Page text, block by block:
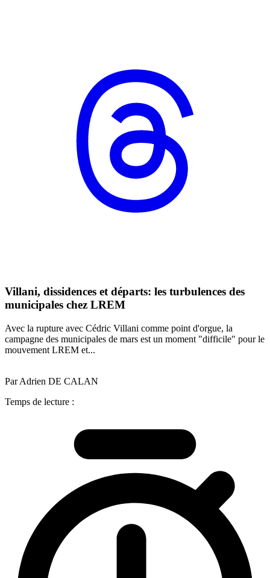
Villani, dissidences et départs: les turbulences des
municipales chez LREM
Avec la rupture avec Cédric Villani comme point d'orgue, la
campagne des municipales de mars est un moment "difficile" pour le
mouvement LREM et...
Par Adrien DE CALAN
Temps de lecture :